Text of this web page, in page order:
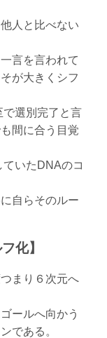
人と比べない
言を言われて
が大きくシフ
選別完了と言
間に合う目覚
いたDNAのコ
自らそのルー
化】
まり６次元へ
ールへ向かう
である。